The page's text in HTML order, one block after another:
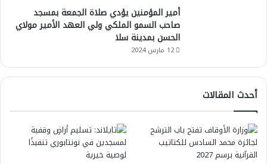
أمير المؤمنين يؤدي صلاة الجمعة بمسجد
صاحب السمو الملكي ولي العهد الأمير مولاي
الحسن بمدينة سلا
12 مارس 2024
أحدث المقالات